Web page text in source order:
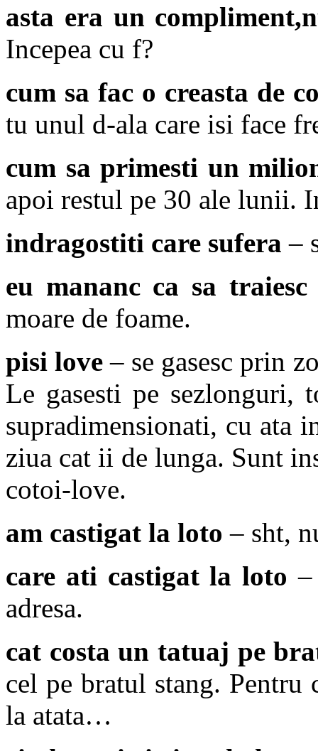
asta era un
Incepea cu f?
cum sa fac o creasta de
tu unul d-ala care isi face
cum sa primesti un
apoi restul pe 30 ale lunii.
indragostiti care sufera –
eu mananc ca sa traiesc
moare de foame.
pisi love – se gasesc prin
Le gasesti pe sezlonguri,
supradimensionati, cu ata
ziua cat ii de lunga. Sunt
cotoi-love.
am castigat la loto – sht,
care ati castigat la loto –
adresa.
cat costa un tatuaj pe
cel pe bratul stang. Pentru
la atata…